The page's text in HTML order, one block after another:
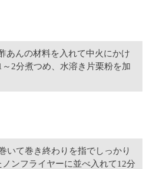
あんの材料を入れて中火にかけ
2分煮つめ、水溶き片栗粉を加
いて巻き終わりを指でしっかり
ンフライヤーに並べ入れて12分